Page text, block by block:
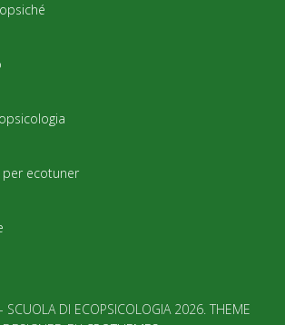
ecotuner
DI ECOPSICOLOGIA 2026. THEME